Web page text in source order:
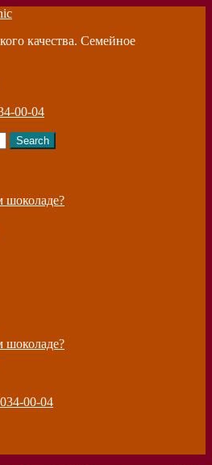
качества. Семейное
00-04
Search
шоколаде?
шоколаде?
00-04